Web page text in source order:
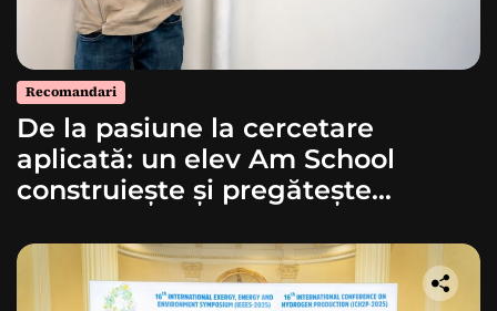
Recomandari
De la pasiune la cercetare
aplicată: un elev Am School
construiește și pregătește